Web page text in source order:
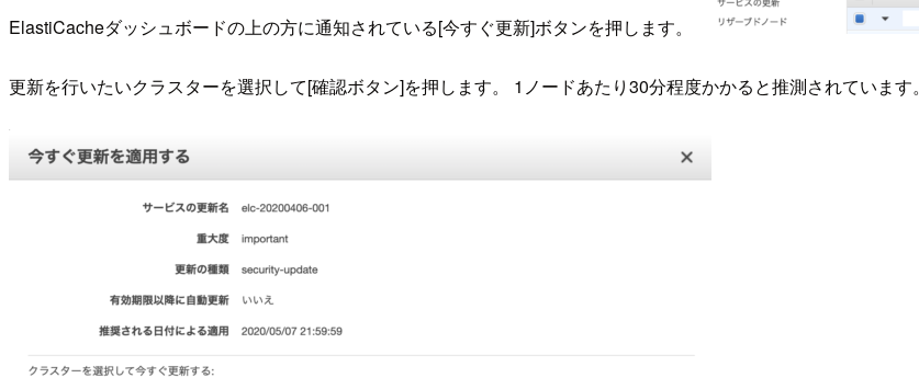
ElastiCacheダッシュボードの上の方に通知されている[今すぐ更新]ボタンを押します。
更新を行いたいクラスターを選択して[確認ボタン]を押します。 1ノードあたり30分程度かかると推測されています。